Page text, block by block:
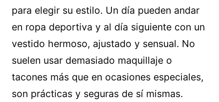
para elegir su estilo. Un día pueden andar
en ropa deportiva y al día siguiente con un
vestido hermoso, ajustado y sensual. No
suelen usar demasiado maquillaje o
tacones más que en ocasiones especiales,
son prácticas y seguras de sí mismas.